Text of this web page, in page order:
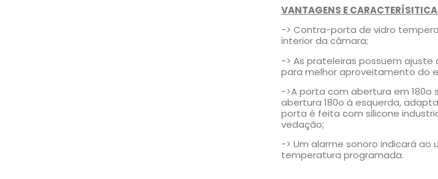
VANTAGENS E
-> Contra-porta de vidro
interior da câmara;
-> As prateleiras possuem
para melhor aproveitamento do
->A porta com abertura em
abertura 180o à esquerda,
porta é feita com silicone
vedação;
-> Um alarme sonoro indicará
temperatura programada.